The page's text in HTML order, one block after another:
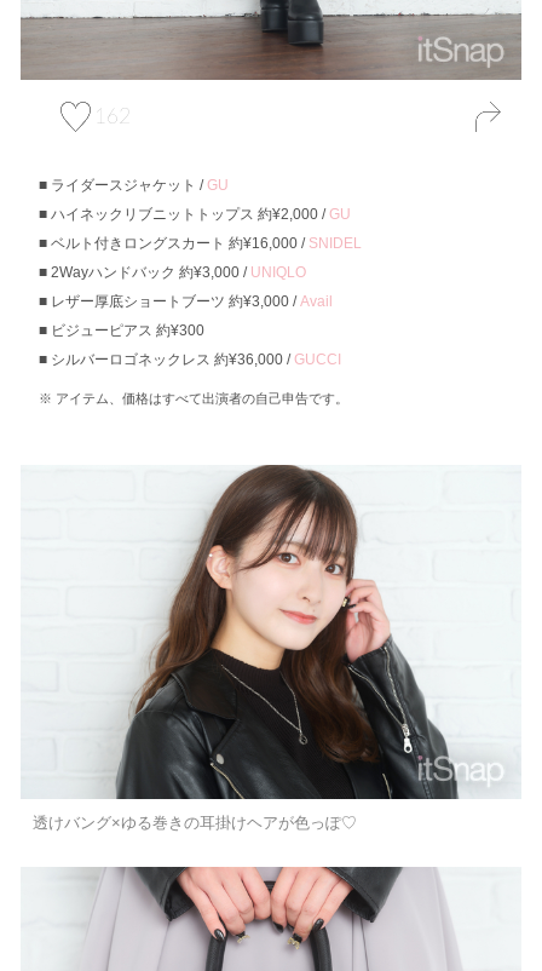
162
ライダースジャケット /GU
ハイネックリブニットトップス 約¥2,000 /GU
ベルト付きロングスカート 約¥16,000 / SNIDEL
2Wayハンドバック 約¥3,000 / UNIQLO
レザー厚底ショートブーツ 約¥3,000 /Avail
ビジューピアス 約¥300
シルバーロゴネックレス 約¥36,000 /GUCCI
アイテム、価格はすべて出演者の自己申告です。
透けバング×ゆる巻きの耳掛けヘアが色っぽ♡